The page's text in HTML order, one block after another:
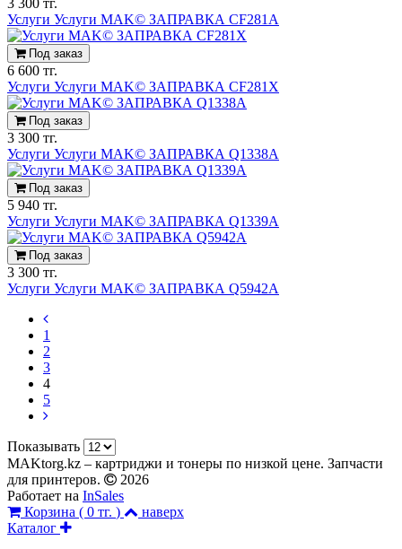
Услуги Услуги MAK© ЗАПРАВКА CF281A
Под заказ
6 600 тг.
Услуги Услуги MAK© ЗАПРАВКА CF281X
Под заказ
3 300 тг.
Услуги Услуги MAK© ЗАПРАВКА Q1338A
Под заказ
5 940 тг.
Услуги Услуги MAK© ЗАПРАВКА Q1339A
Под заказ
3 300 тг.
Услуги Услуги MAK© ЗАПРАВКА Q5942A
1
2
3
4
5
Показывать
MAKtorg.kz – картриджи и тонеры по низкой цене. Запчасти
для принтеров.
2026
Работает на InSales
Корзина ( 0 тг. )
наверх
Каталог